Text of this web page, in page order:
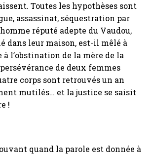
Toutes les hypothèses sont
assassinat, séquestration par
réputé adepte du Vaudou,
dans leur maison, est-il mêlé à
à l’obstination de la mère de la
de deux femmes
corps sont retrouvés un an
mutilés… et la justice se saisit
!
quand la parole est donnée à